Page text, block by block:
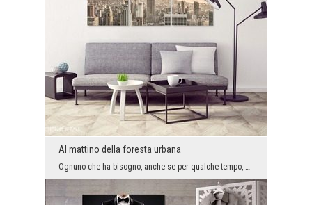
Al mattino della foresta urbana
Ognuno che ha bisogno, anche se per qualche tempo, di sentire un po’ contatto con il mondo pieno ...